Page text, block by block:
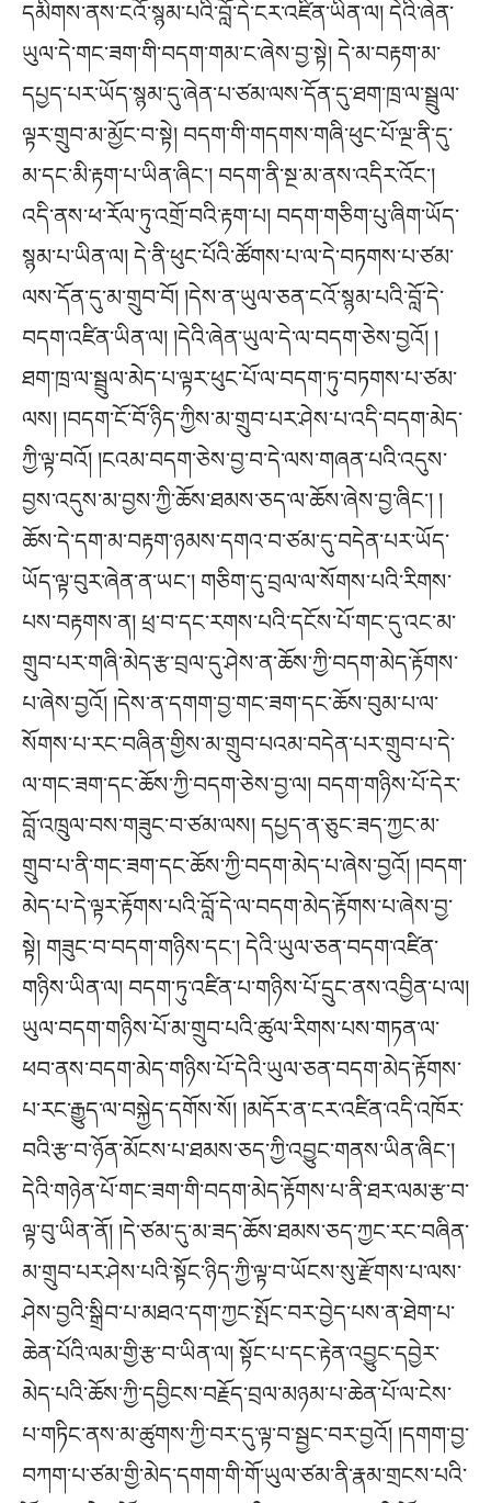
དམིགས་ནས་ངའོ་སྙམ་པའི་བློ་དེ་ངར་འཛིན་ཡིན་ལ། དེའི་ཞེན་
ཡུལ་དེ་གང་ཟག་གི་བདག་གམ་ང་ཞེས་བྱ་སྟེ། དེ་མ་བརྟག་མ་
དཔྱད་པར་ཡོད་སྙམ་དུ་ཞེན་པ་ཙམ་ལས་དོན་དུ་ཐག་ཁྲ་ལ་སྦྲུལ་
ལྟར་གྲུབ་མ་མྱོང་བ་སྟེ། བདག་གི་གདགས་གཞི་ཕུང་པོ་ལྔ་ནི་དུ་
མ་དང་མི་རྟག་པ་ཡིན་ཞིང་། བདག་ནི་སྔ་མ་ནས་འདིར་འོང་།
འདི་ནས་ཕ་རོལ་ཏུ་འགྲོ་བའི་རྟག་པ། བདག་གཅིག་པུ་ཞིག་ཡོད་
སྙམ་པ་ཡིན་ལ། དེ་ནི་ཕུང་པོའི་ཚོགས་པ་ལ་དེ་བཏགས་པ་ཙམ་
ལས་དོན་དུ་མ་གྲུབ་བོ། །དེས་ན་ཡུལ་ཅན་ངའོ་སྙམ་པའི་བློ་དེ་
བདག་འཛིན་ཡིན་ལ། །དེའི་ཞེན་ཡུལ་དེ་ལ་བདག་ཅེས་བྱའོ། །
ཐག་ཁྲ་ལ་སྦྲུལ་མེད་པ་ལྟར་ཕུང་པོ་ལ་བདག་ཏུ་བཏགས་པ་ཙམ་
ལས། །བདག་ངོ་བོ་ཉིད་ཀྱིས་མ་གྲུབ་པར་ཤེས་པ་འདི་བདག་མེད་
ཀྱི་ལྟ་བའོ། །ངའམ་བདག་ཅེས་བྱ་བ་དེ་ལས་གཞན་པའི་འདུས་
བྱས་འདུས་མ་བྱས་ཀྱི་ཆོས་ཐམས་ཅད་ལ་ཆོས་ཞེས་བྱ་ཞིང་། །
ཆོས་དེ་དག་མ་བརྟག་ཉམས་དགའ་བ་ཙམ་དུ་བདེན་པར་ཡོད་
ཡོད་ལྟ་བུར་ཞེན་ན་ཡང་། གཅིག་དུ་བྲལ་ལ་སོགས་པའི་རིགས་
པས་བརྟགས་ན། ཕྲ་བ་དང་རགས་པའི་དངོས་པོ་གང་དུ་འང་མ་
གྲུབ་པར་གཞི་མེད་རྩ་བྲལ་དུ་ཤེས་ན་ཆོས་ཀྱི་བདག་མེད་རྟོགས་
པ་ཞེས་བྱའོ། །དེས་ན་དགག་བྱ་གང་ཟག་དང་ཆོས་བུམ་པ་ལ་
སོགས་པ་རང་བཞིན་གྱིས་མ་གྲུབ་པའམ་བདེན་པར་གྲུབ་པ་དེ་
ལ་གང་ཟག་དང་ཆོས་ཀྱི་བདག་ཅེས་བྱ་ལ། བདག་གཉིས་པོ་དེར་
བློ་འཁྲུལ་བས་གཟུང་བ་ཙམ་ལས། དཔྱད་ན་ཅུང་ཟད་ཀྱང་མ་
གྲུབ་པ་ནི་གང་ཟག་དང་ཆོས་ཀྱི་བདག་མེད་པ་ཞེས་བྱའོ། །བདག་
མེད་པ་དེ་ལྟར་རྟོགས་པའི་བློ་དེ་ལ་བདག་མེད་རྟོགས་པ་ཞེས་བྱ་
སྟེ། གཟུང་བ་བདག་གཉིས་དང་། དེའི་ཡུལ་ཅན་བདག་འཛིན་
གཉིས་ཡིན་ལ། བདག་ཏུ་འཛིན་པ་གཉིས་པོ་དྲུང་ནས་འབྱིན་པ་ལ།
ཡུལ་བདག་གཉིས་པོ་མ་གྲུབ་པའི་ཚུལ་རིགས་པས་གཏན་ལ་
ཕབ་ནས་བདག་མེད་གཉིས་པོ་དེའི་ཡུལ་ཅན་བདག་མེད་རྟོགས་
པ་རང་རྒྱུད་ལ་བསྐྱེད་དགོས་སོ། །མདོར་ན་ངར་འཛིན་འདི་འཁོར་
བའི་རྩ་བ་ཉོན་མོངས་པ་ཐམས་ཅད་ཀྱི་འབྱུང་གནས་ཡིན་ཞིང་།
དེའི་གཉེན་པོ་གང་ཟག་གི་བདག་མེད་རྟོགས་པ་ནི་ཐར་ལམ་རྩ་བ་
ལྟ་བུ་ཡིན་ནོ། །དེ་ཙམ་དུ་མ་ཟད་ཆོས་ཐམས་ཅད་ཀྱང་རང་བཞིན་
མ་གྲུབ་པར་ཤེས་པའི་སྟོང་ཉིད་ཀྱི་ལྟ་བ་ཡོངས་སུ་རྫོགས་པ་ལས་
ཤེས་བྱའི་སྒྲིབ་པ་མཐའ་དག་ཀྱང་སྤོང་བར་བྱེད་པས་ན་ཐེག་པ་
ཆེན་པོའི་ལམ་གྱི་རྩ་བ་ཡིན་ལ། སྟོང་པ་དང་རྟེན་འབྱུང་དབྱེར་
མེད་པའི་ཆོས་ཀྱི་དབྱིངས་བརྗོད་བྲལ་མཉམ་པ་ཆེན་པོ་ལ་ངེས་
པ་གཏིང་ནས་མ་ཚུགས་ཀྱི་བར་དུ་ལྟ་བ་སྦྱང་བར་བྱའོ། །དགག་བྱ་
བཀག་པ་ཙམ་གྱི་མེད་དགག་གི་གོ་ཡུལ་ཙམ་ནི་རྣམ་གྲངས་པའི་